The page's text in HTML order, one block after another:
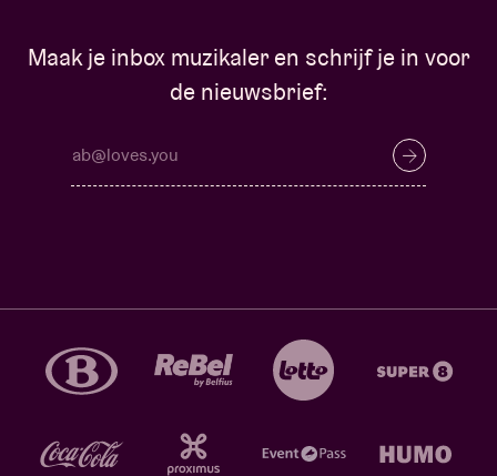
Maak je inbox muzikaler en schrijf je in voor
de nieuwsbrief: